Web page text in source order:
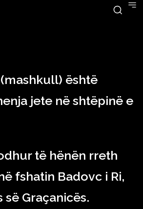
2023
është
jete në shtëpinë e
të hënën rreth
fshatin Badovc i Ri,
Graçanicës.